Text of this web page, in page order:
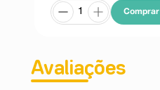
Comprar
Avaliações